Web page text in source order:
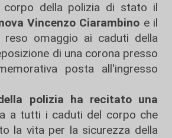
corpo della polizia di stato il
Vincenzo Ciarambino e il
reso omaggio ai caduti della
di una corona presso
posta all'ingresso
polizia ha recitato una
a tutti i caduti del corpo che
la vita per la sicurezza della